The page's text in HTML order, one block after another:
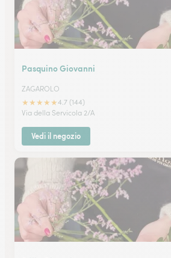
Pasquino Giovanni
ZAGAROLO
★★★★★4.7 (144)
Via della Servicola 2/A
Vedi il negozio